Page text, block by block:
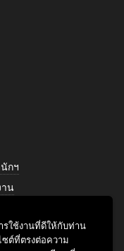
กฯ
าน
องเรา
รใช้งานที่ดีให้กับท่าน
ต์ที่ตรงต่อความ